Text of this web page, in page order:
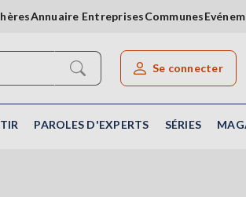
Annuaire EntreprisesCommunes
Rechercher un article
Se connecter
PAROLES D'EXPERTS SÉRIES